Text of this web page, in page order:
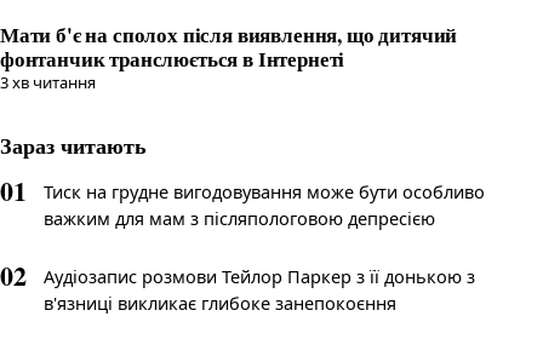
Мати б'є на сполох після виявлення, що дитячий
фонтанчик транслюється в Інтернеті
3хв читання
Зараз читають
01
Тиск на грудне вигодовування може бути особливо
важким для мам з післяпологовою депресією
02
Аудіозапис розмови Тейлор Паркер з її донькою з
в'язниці викликає глибоке занепокоєння